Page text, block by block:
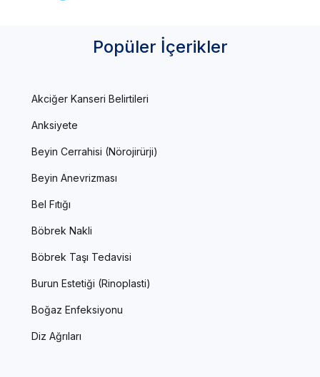
Popüler İçerikler
Akciğer Kanseri Belirtileri
Anksiyete
Beyin Cerrahisi (Nörojirürji)
Beyin Anevrizması
Bel Fıtığı
Böbrek Nakli
Böbrek Taşı Tedavisi
Burun Estetiği (Rinoplasti)
Boğaz Enfeksiyonu
Diz Ağrıları